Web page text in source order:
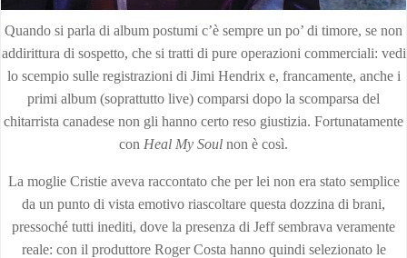
Quando si parla di album postumi c’è sempre un po’ di timore, se non
addirittura di sospetto, che si tratti di pure operazioni commerciali: vedi
lo scempio sulle registrazioni di Jimi Hendrix e, francamente, anche i
primi album (soprattutto live) comparsi dopo la scomparsa del
chitarrista canadese non gli hanno certo reso giustizia. Fortunatamente
con Heal My Soul non è così.
La moglie Cristie aveva raccontato che per lei non era stato semplice
da un punto di vista emotivo riascoltare questa dozzina di brani,
pressoché tutti inediti, dove la presenza di Jeff sembrava veramente
reale: con il produttore Roger Costa hanno quindi selezionato le